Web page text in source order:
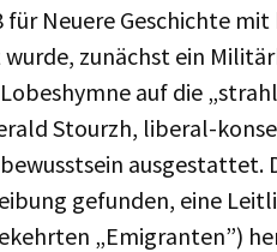
für Neuere Geschichte
zunächst ein
auf die
Stourzh, liberal-
ausgestattet.
gefunden, eine
„Emigranten”)